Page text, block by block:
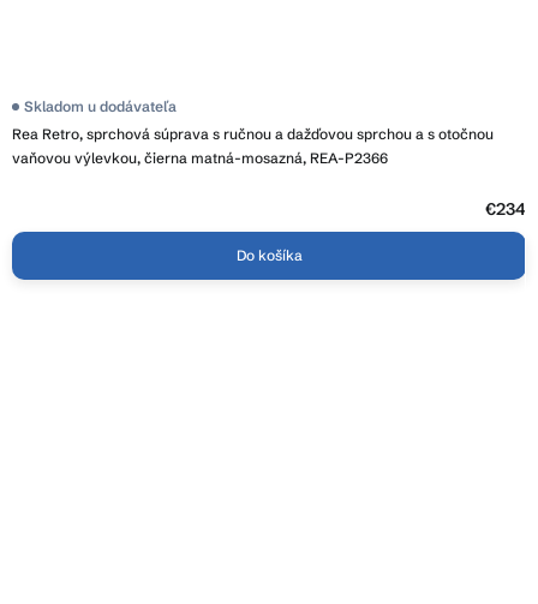
Rea Retro, sprchová súprava s ručnou a dažďovou sprchou a s otočnou
vaňovou výlevkou, čierna matná-mosazná, REA-P2366
Skladom u dodávateľa
€234
Do košíka